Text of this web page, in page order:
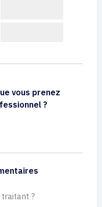
vous prenez
?
?